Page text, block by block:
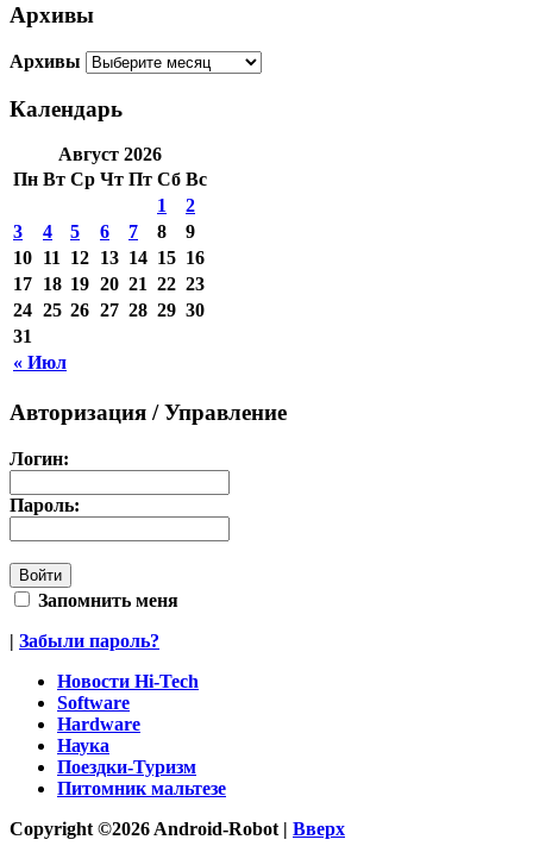
Архивы
Архивы
Календарь
Август 2026
Пн Вт Ср Чт Пт Сб Вс
« Июл
1
2
3
4 5 6 7 8
9
10 11 12 13 14 15 16
17 18 19 20 21 22 23
24 25 26 27 28 29 30
31
Авторизация / Управление
Логин:
Пароль:
Запомнить меня
| Забыли пароль?
Новости Hi-Tech
Software
Hardware
Наука
Поездки-Туризм
Питомник мальтезе
Copyright ©2026 Android-Robot | Вверх